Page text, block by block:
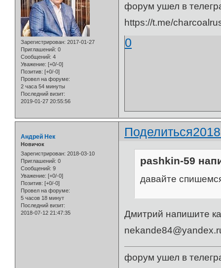
Зарегистрирован: 2017-01-27
Приглашений: 0
Сообщений: 4
Уважение: [+0/-0]
Позитив: [+0/-0]
Провел на форуме:
2 часа 54 минуты
Последний визит:
2019-01-27 20:55:56
форум ушел в
https://t.me/
0
Поделиться
Андрей Нек
Новичок
Зарегистрирован: 2018-03-10
Приглашений: 0
Сообщений: 9
Уважение: [+0/-0]
Позитив: [+0/-0]
Провел на форуме:
5 часов 18 минут
Последний визит:
2018-07-12 21:47:35
pashkin-59
давайте
Дмитрий напишите
форум ушел в